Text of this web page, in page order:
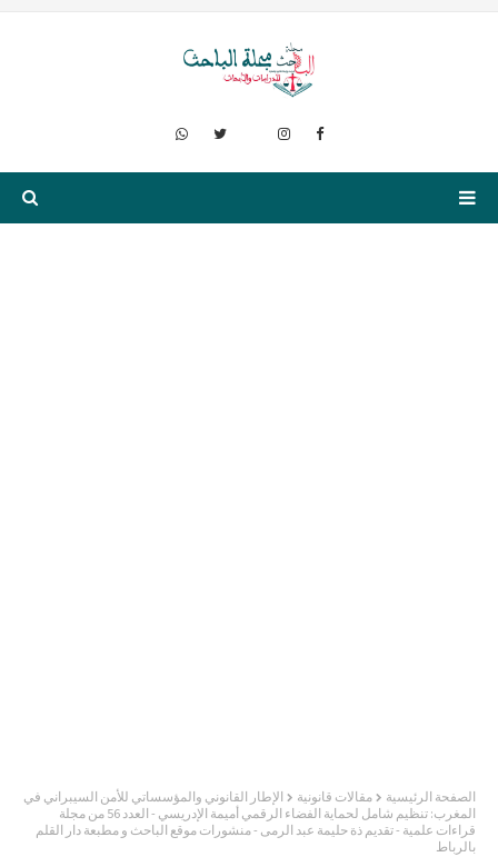
الصفحة الرئيسية مقالات قانونية
الإطار القانوني والمؤسساتي للأمن السيبراني في
المغرب: تنظيم شامل لحماية الفضاء الرقمي أميمة الإدريسي - العدد 56 من مجلة
قراءات علمية - تقديم ذة حليمة عبد الرمى - منشورات موقع الباحث و مطبعة دار القلم
بالرباط